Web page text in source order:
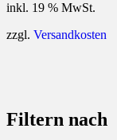
inkl. 19 % MwSt.
zzgl. Versandkosten
Filtern nach